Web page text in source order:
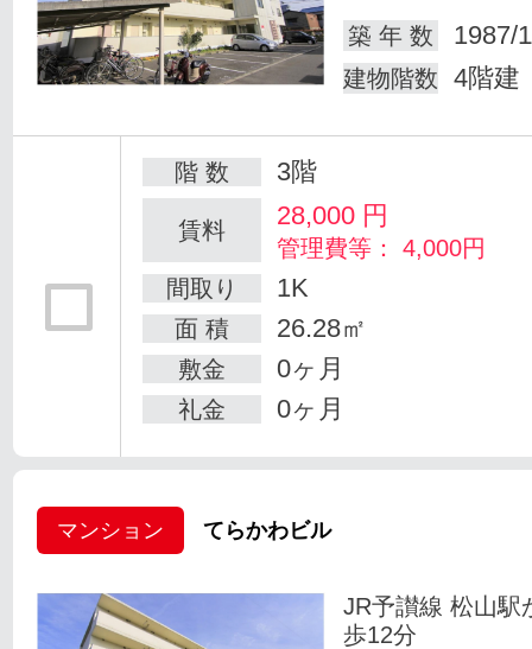
築 年 数
1987/
建物階数 4階建
階 数 3階
賃料 28,000 円
管理費等： 4,000円
間取り
1K
面 積 26.28㎡
敷金 0ヶ月
礼金 0ヶ月
マンション てらかわビル
JR予讃線 松山駅
歩12分